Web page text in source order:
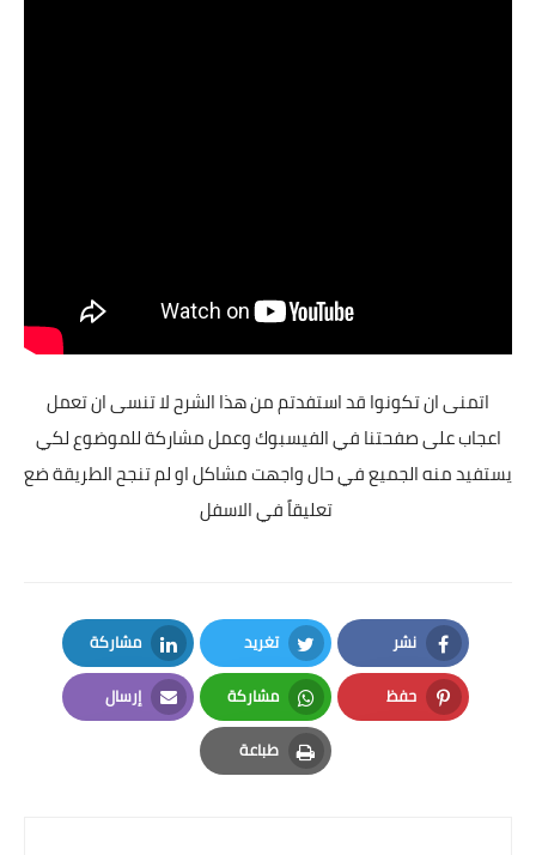
اتمنى ان تكونوا قد استفدتم من هذا الشرح لا تنسى ان تعمل
اعجاب على صفحتنا في الفيسبوك وعمل مشاركة للموضوع لكي
يستفيد منه الجميع في حال واجهت مشاكل او لم تنجح الطريقة ضع
نشر
Facebook
تغريد
Twitter
مشاركة
LinkedIn
حفظ
Pinterest
مشاركة
Whatsapp
إرسال
Email
طباعة
Print